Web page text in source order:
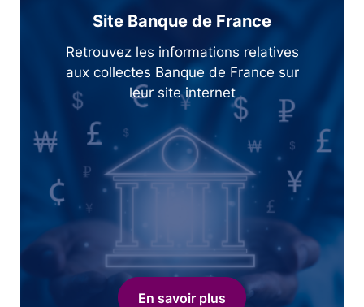
Site Banque de France
Retrouvez les informations relatives
aux collectes Banque de France sur
leur site internet
En savoir plus